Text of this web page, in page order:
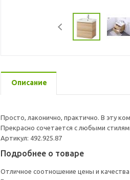
Описание
Просто, лаконично, практично. В эту
Прекрасно сочетается с любыми
Артикул: 492.925.87
Подробнее о товаре
Отличное соотношение цены и